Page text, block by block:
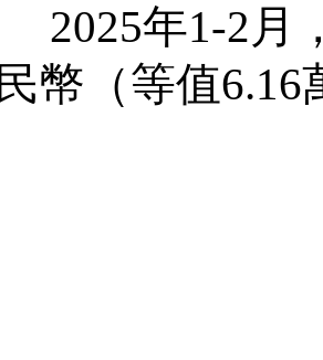
2025年1-2月
民幣（等值6.16